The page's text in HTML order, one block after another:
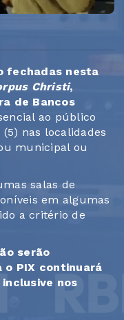
fechadas nesta
Christi,
de Bancos
ao público
nas localidades
municipal ou
salas de
em algumas
a critério de
serão
PIX continuará
nos